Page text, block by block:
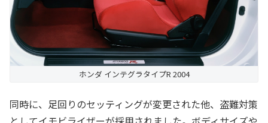
ホンダ インテグラタイプR 2004
同時に、足回りのセッティングが変更された他、盗難対策